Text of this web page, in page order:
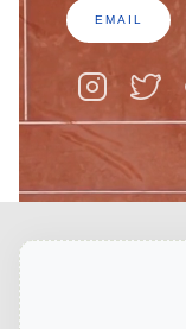
EMAIL